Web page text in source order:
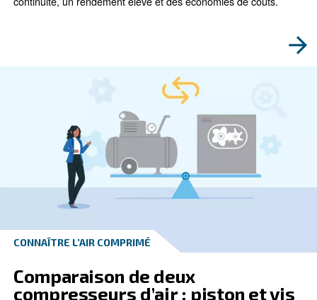
Fonctionnement des
compresseurs rotatifs à vis
Grâce à leur efficacité, leur fiabilité et leur durabilité,
compresseurs d’air rotatifs à vis sont devenus
populaires dans un large éventail d’industries.